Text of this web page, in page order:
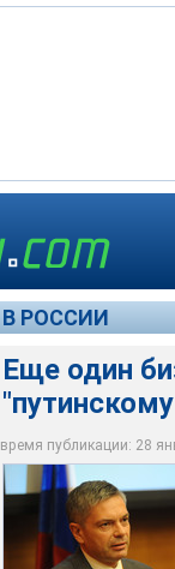
В РОССИИ
Еще один
время публикации: 28
Экс-депутат
богатейших
Key157 /
Представители
появления
Алексей